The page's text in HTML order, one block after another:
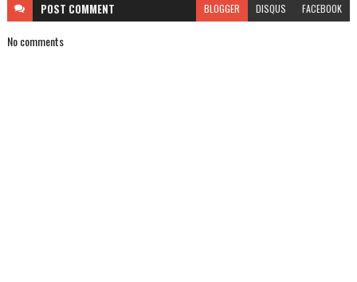
POST COMMENT BLOGGER DISQUS FACEBOOK
No comments